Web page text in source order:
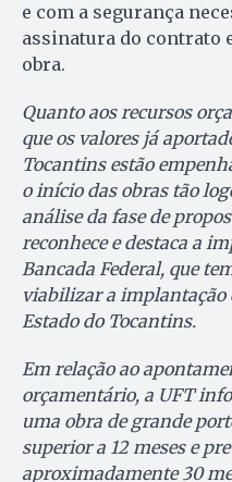
e com a segurança
assinatura do contrato
obra.
Quanto aos recursos
que os valores já
Tocantins estão
o início das obras tão
análise da fase de
reconhece e destaca a
Bancada Federal, que
viabilizar a
Estado do Tocantins.
Em relação ao
orçamentário, a UFT
uma obra de grande
superior a 12 meses e
aproximadamente 30